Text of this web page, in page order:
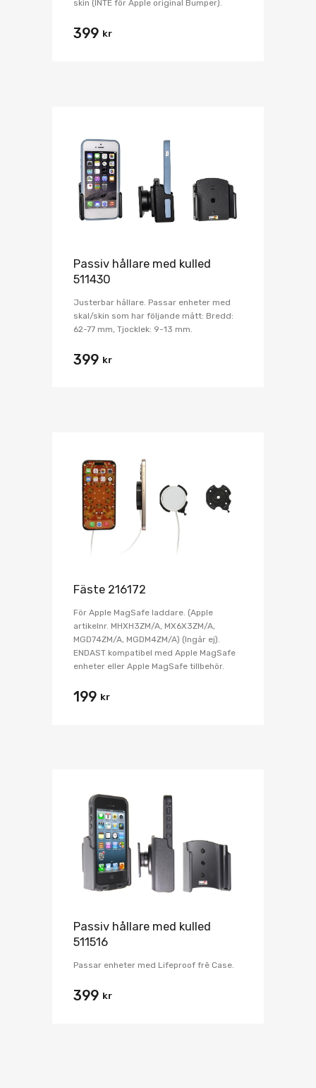
skin (INTE för Apple original Bumper).
399 kr
Passiv hållare med kulled
511430
Justerbar hållare. Passar enheter med
skal/skin som har följande mått: Bredd:
62-77 mm, Tjocklek: 9-13 mm.
399 kr
Fäste 216172
För Apple MagSafe laddare. (Apple
artikelnr. MHXH3ZM/A, MX6X3ZM/A,
MGD74ZM/A, MGDM4ZM/A) (Ingår ej).
ENDAST kompatibel med Apple MagSafe
enheter eller Apple MagSafe tillbehör.
199 kr
Passiv hållare med kulled
511516
Passar enheter med Lifeproof frē Case.
399 kr